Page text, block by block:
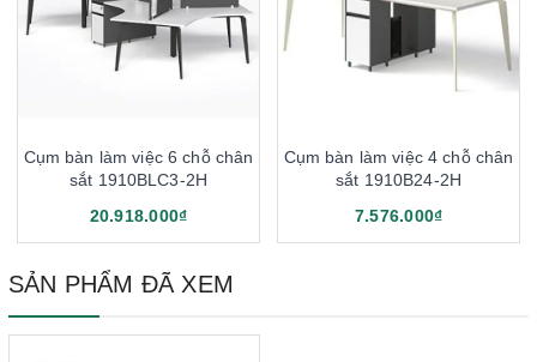
Cụm bàn làm việc 6 chỗ chân
sắt 1910BLC3-2H
20.918.000₫
Cụm bàn làm việc 4 chỗ chân
sắt 1910B24-2H
7.576.000₫
SẢN PHẨM ĐÃ XEM